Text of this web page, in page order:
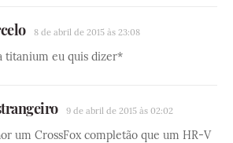
8 de abril de 2015 às 23:08
titanium eu quis dizer*
9 de abril de 2015 às 02:02
um CrossFox completão que um HR-V